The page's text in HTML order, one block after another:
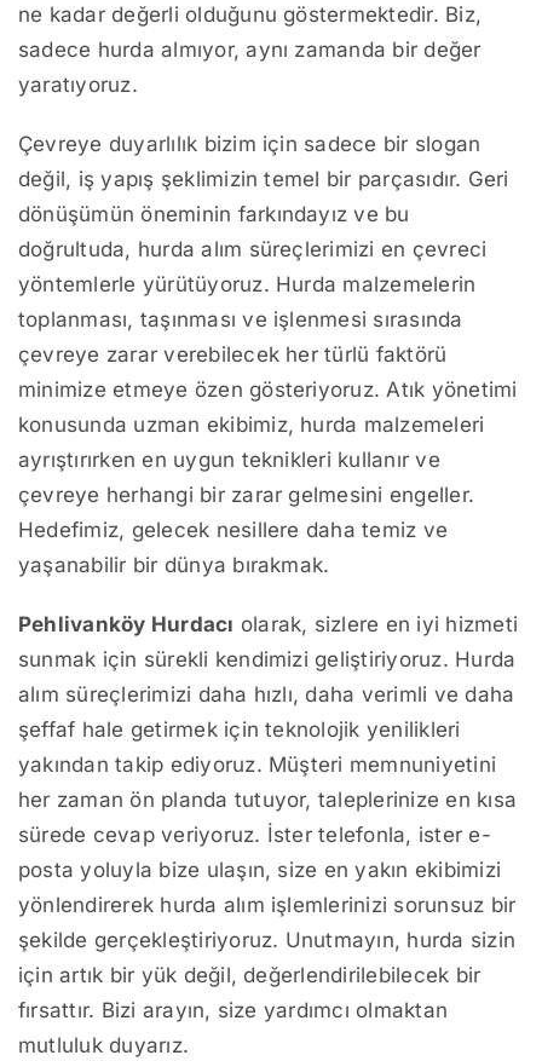
ne kadar değerli olduğunu göstermektedir. Biz,
sadece hurda almıyor, aynı zamanda bir değer
yaratıyoruz.
Çevreye duyarlılık bizim için sadece bir slogan
değil, iş yapış şeklimizin temel bir parçasıdır. Geri
dönüşümün öneminin farkındayız ve bu
doğrultuda, hurda alım süreçlerimizi en çevreci
yöntemlerle yürütüyoruz. Hurda malzemelerin
toplanması, taşınması ve işlenmesi sırasında
çevreye zarar verebilecek her türlü faktörü
minimize etmeye özen gösteriyoruz. Atık yönetimi
konusunda uzman ekibimiz, hurda malzemeleri
ayrıştırırken en uygun teknikleri kullanır ve
çevreye herhangi bir zarar gelmesini engeller.
Hedefimiz, gelecek nesillere daha temiz ve
yaşanabilir bir dünya bırakmak.
Pehlivanköy Hurdacı olarak, sizlere en iyi hizmeti
sunmak için sürekli kendimizi geliştiriyoruz. Hurda
alım süreçlerimizi daha hızlı, daha verimli ve daha
şeffaf hale getirmek için teknolojik yenilikleri
yakından takip ediyoruz. Müşteri memnuniyetini
her zaman ön planda tutuyor, taleplerinize en kısa
sürede cevap veriyoruz. İster telefonla, ister e-
posta yoluyla bize ulaşın, size en yakın ekibimizi
yönlendirerek hurda alım işlemlerinizi sorunsuz bir
şekilde gerçekleştiriyoruz. Unutmayın, hurda sizin
için artık bir yük değil, değerlendirilebilecek bir
fırsattır. Bizi arayın, size yardımcı olmaktan
mutluluk duyarız.